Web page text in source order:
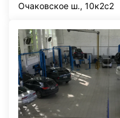
Очаковское ш., 10к2с2